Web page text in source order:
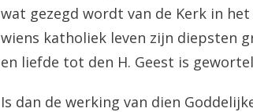
wat gezegd wordt van de Kerk in
wiens katholiek leven zijn diepsten
en liefde tot den H. Geest is
Is dan de werking van dien